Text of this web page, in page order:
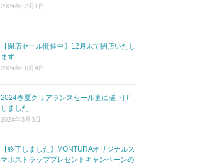
2024年12月1日
【閉店セール開催中】12月末で閉店いたし
ます
2024年10月4日
2024春夏クリアランスセール更に値下げ
しました
2024年8月3日
【終了しました】MONTURAオリジナルス
マホストラッププレゼントキャンペーンの